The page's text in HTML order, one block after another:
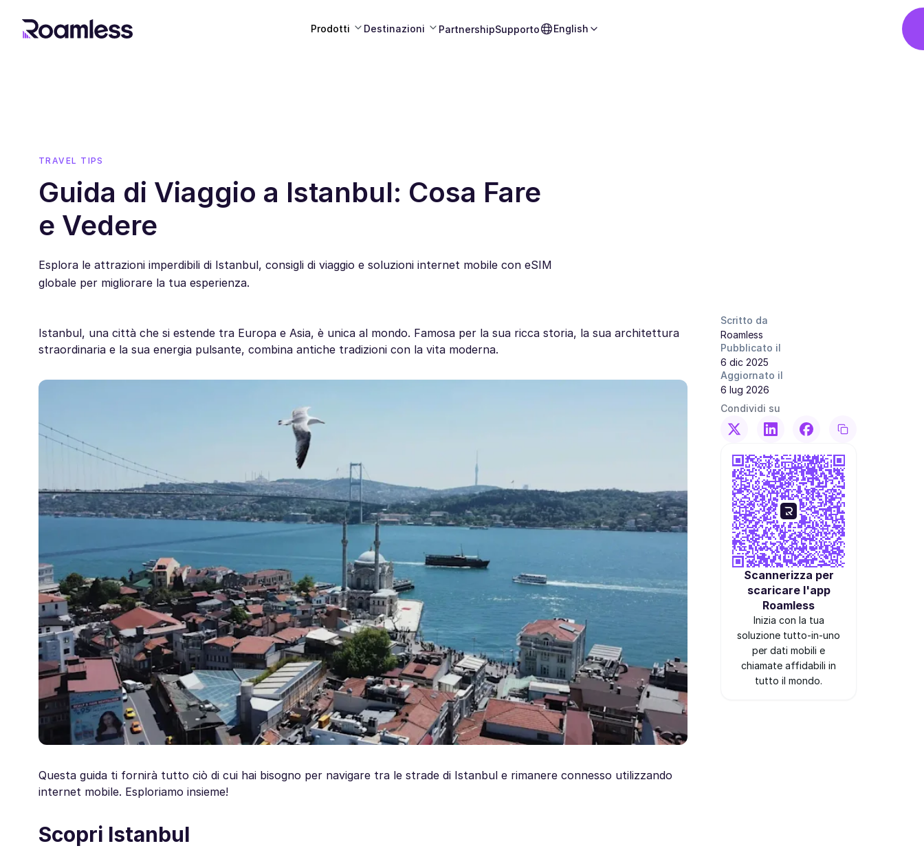
Prodotti Destinazioni PartnershipSupporto English
TRAVEL TIPS
Guida di Viaggio a Istanbul: Cosa Fare
e Vedere
Esplora le attrazioni imperdibili di Istanbul, consigli di viaggio e soluzioni internet mobile con eSIM
globale per migliorare la tua esperienza.
Istanbul, una città che si estende tra Europa e Asia, è unica al mondo. Famosa per la sua ricca storia, la sua architettura
straordinaria e la sua energia pulsante, combina antiche tradizioni con la vita moderna.
Questa guida ti fornirà tutto ciò di cui hai bisogno per navigare tra le strade di Istanbul e rimanere connesso utilizzando
internet mobile. Esploriamo insieme!
Scopri Istanbul
Scritto da
Roamless
Pubblicato il
6 dic 2025
Aggiornato il
6 lug 2026
Condividi su
Scannerizza per
scaricare l'app
Roamless
Inizia con la tua
soluzione tutto-in-uno
per dati mobili e
chiamate affidabili in
tutto il mondo.